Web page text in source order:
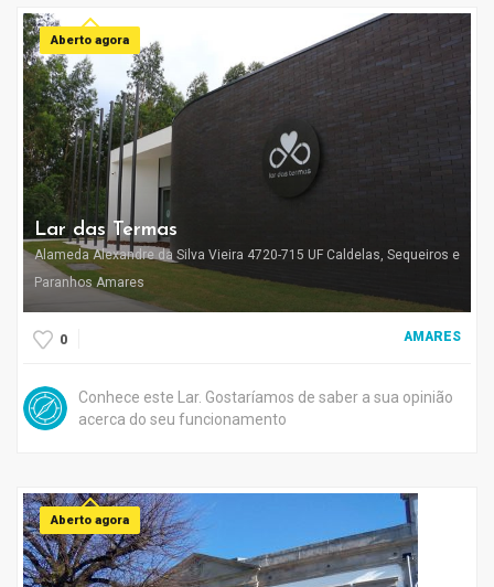
Aberto agora
Lar das Termas
Alameda Alexandre da Silva Vieira 4720-715 UF Caldelas, Sequeiros e
Paranhos Amares
0 AMARES
Conhece este Lar. Gostaríamos de saber a sua opinião
acerca do seu funcionamento
Aberto agora